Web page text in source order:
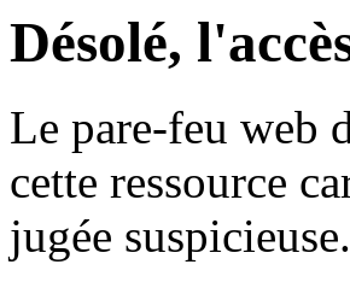
Désolé,
Le pare-feu web
cette ressource
jugée suspicieuse.